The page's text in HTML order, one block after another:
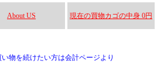
About US 現在の買物カゴの中身 0円
物を続けたい方は会計ページより